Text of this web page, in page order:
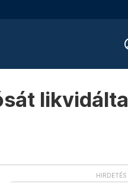
likvidálta